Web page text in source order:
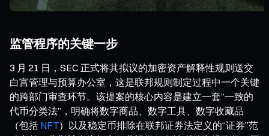
监管程序的关键一步
3 月 21 日，SEC 正式将其拟议的加密资产解释性规则送交
白宫管理与预算办公室，这是联邦规则制定过程中一个关键
的跨部门审查环节。该提案的核心内容是建立一套“一致的
代币分类法”，明确将数字商品、数字工具、数字收藏品
（包括 NFT）以及稳定币排除在联邦证券法定义的“证券”范